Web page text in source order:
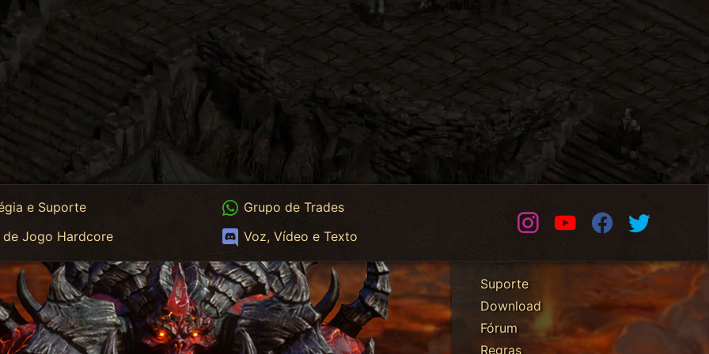
e Suporte WhatsApp Trades
Grupo de Trades
HC
de Jogo Hardcore Discord
Voz, Vídeo e Texto
InstagramYoutubeFacebook
Suporte
Download
Fórum
Regras